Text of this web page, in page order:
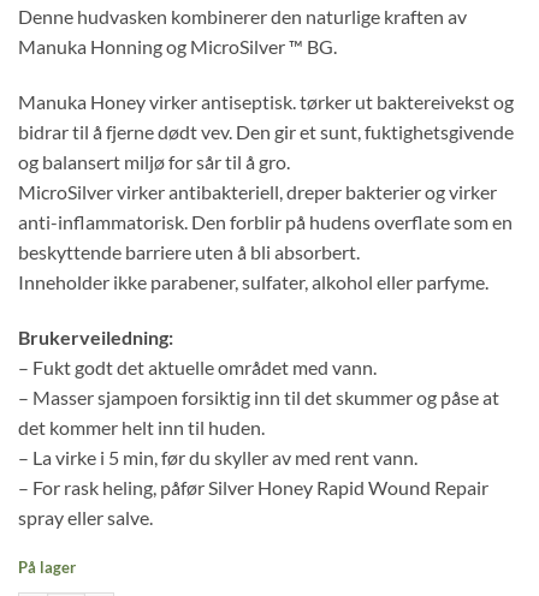
Denne hudvasken kombinerer den naturlige kraften av
Manuka Honning og MicroSilver ™ BG.
Manuka Honey virker antiseptisk. tørker ut baktereivekst og
bidrar til å fjerne dødt vev. Den gir et sunt, fuktighetsgivende
og balansert miljø for sår til å gro.
MicroSilver virker antibakteriell, dreper bakterier og virker
anti-inflammatorisk. Den forblir på hudens overflate som en
beskyttende barriere uten å bli absorbert.
Inneholder ikke parabener, sulfater, alkohol eller parfyme.
Brukerveiledning:
– Fukt godt det aktuelle området med vann.
– Masser sjampoen forsiktig inn til det skummer og påse at
det kommer helt inn til huden.
– La virke i 5 min, før du skyller av med rent vann.
– For rask heling, påfør Silver Honey Rapid Wound Repair
spray eller salve.
På lager